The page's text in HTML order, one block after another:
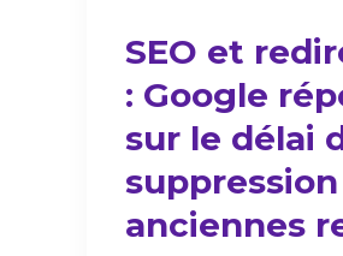
SEO et
: Google
sur le délai
anciennes